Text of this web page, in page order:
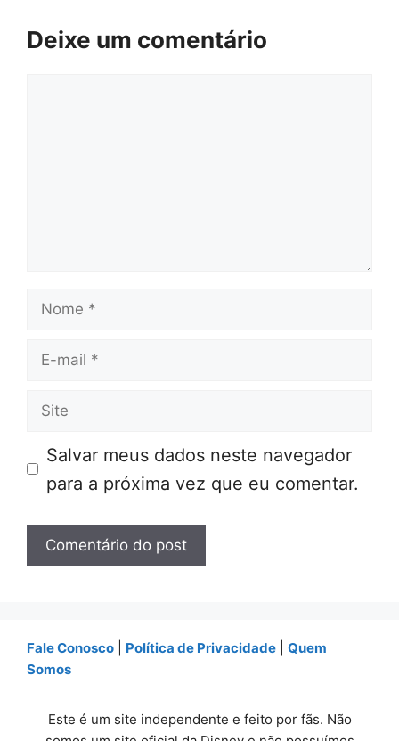
Deixe um comentário
Nome
E-
Site
Salvar meus dados neste navegador
para a próxima vez que eu comentar.
Fale Conosco Política de Privacidade
Quem
Somos
Este é um site independente e feito por fãs. Não